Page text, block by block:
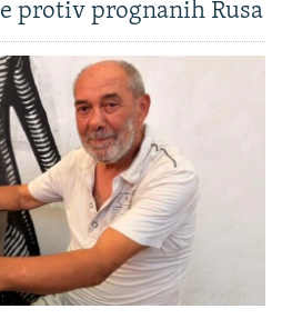
protiv prognanih Rusa